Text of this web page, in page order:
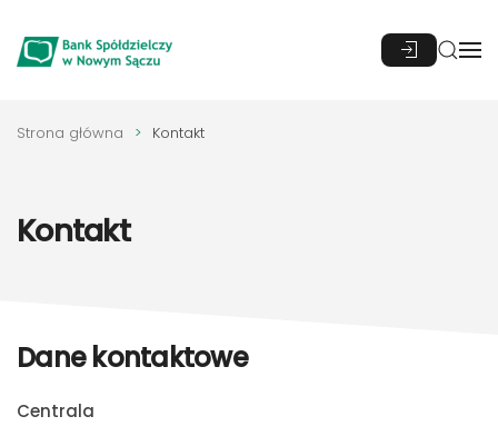
Przejdź do głównej treści
Strona główna Kontakt
Kontakt
Dane kontaktowe
Centrala